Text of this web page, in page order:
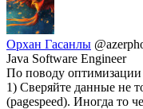
Орхан Гасанлы
Java Software Engineer
По поводу оптимизации
1) Сверяйте данные не
(pagespeed). Иногда то